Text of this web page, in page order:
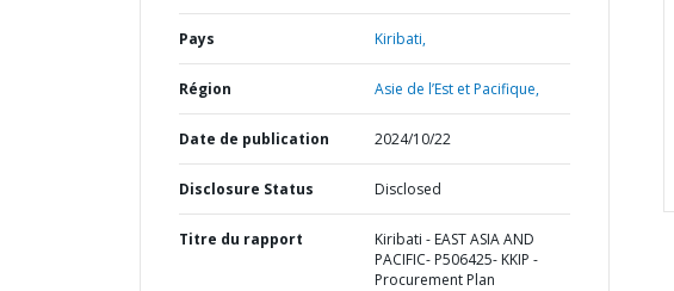
Pays Kiribati,
Région Asie de l’Est et Pacifique,
Date de publication 2024/10/22
Disclosure Status Disclosed
Titre du rapport
Kiribati - EAST ASIA AND
PACIFIC- P506425- KKIP -
Procurement Plan